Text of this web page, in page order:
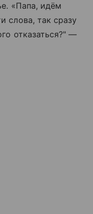
«Папа, идём
слова, так сразу
отказаться?" —